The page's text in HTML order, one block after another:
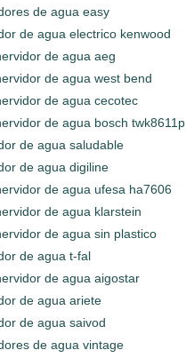
de agua easy
de agua electrico kenwood
de agua aeg
de agua west bend
de agua cecotec
de agua bosch twk8611p
de agua saludable
de agua digiline
de agua ufesa ha7606
de agua klarstein
de agua sin plastico
de agua t-fal
de agua aigostar
de agua ariete
de agua saivod
de agua vintage